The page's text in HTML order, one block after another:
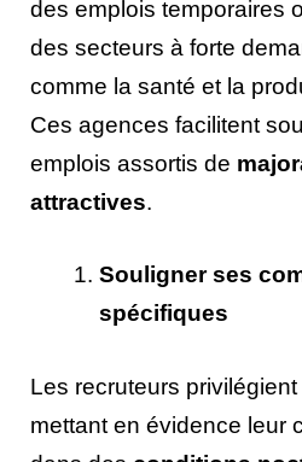
des emplois temporaires
des secteurs à forte
comme la santé et la
Ces agences facilitent
emplois assortis de
attractives.
Souligner ses
spécifiques
Les recruteurs
mettant en évidence leur